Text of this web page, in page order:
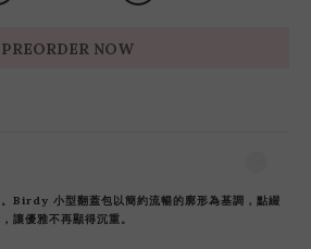
PREORDER NOW
Birdy 小型翻蓋包以簡約流暢的廓形為基調，點綴
讓優雅不再顯得沉重。